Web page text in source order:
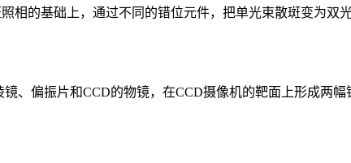
的基础上，通过不同的错位元件，把单光束散斑变为双
偏振片和CCD的物镜，在CCD摄像机的靶面上形成两幅